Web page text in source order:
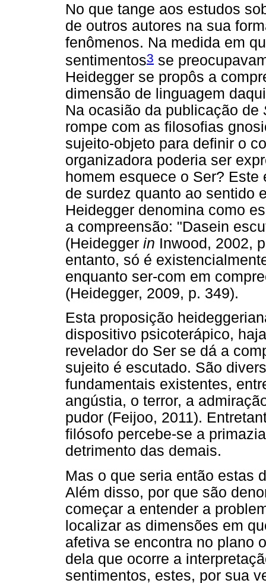
No que tange aos estudos
de outros autores na sua
fenômenos. Na medida em
sentimentos3 se
Heidegger se propôs a
dimensão de linguagem
Na ocasião da publicação de
rompe com as filosofias
sujeito-objeto para definir o
organizadora poderia ser
homem esquece o Ser?
de surdez quanto ao sentido
Heidegger denomina como
a compreensão: "Dasein
(Heidegger in Inwood, 2002,
entanto, só é
enquanto ser-com em
(Heidegger, 2009, p. 349).
Esta proposição
dispositivo psicoterápico,
revelador do Ser se dá a
sujeito é escutado. São
fundamentais existentes,
angústia, o terror, a
pudor (Feijoo, 2011).
filósofo percebe-se a
detrimento das demais.
Mas o que seria então estas
Além disso, por que são
começar a entender a
localizar as dimensões em
afetiva se encontra no plano
dela que ocorre a
sentimentos, estes, por sua